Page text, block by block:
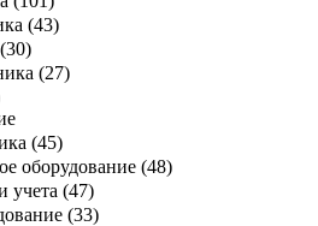
(43)
30)
(27)
(45)
оборудование (48)
учета (47)
(33)